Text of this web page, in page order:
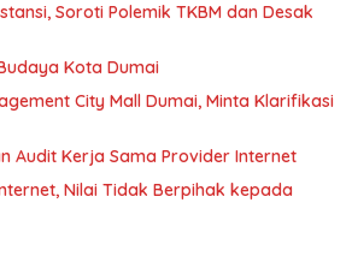
Soroti Polemik TKBM dan Desak
Kota Dumai
City Mall Dumai, Minta Klarifikasi
Audit Kerja Sama Provider Internet
Nilai Tidak Berpihak kepada